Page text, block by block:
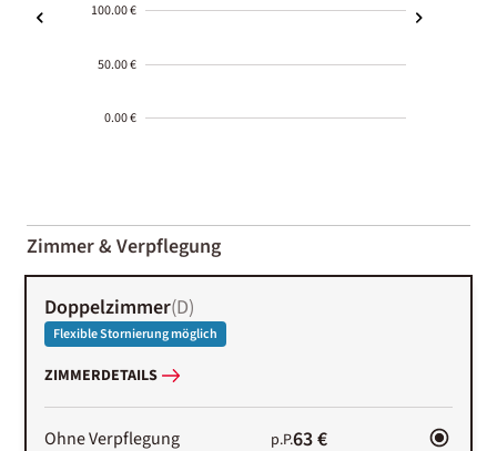
100.00 €
50.00 €
0.00 €
01-02
Zimmer & Verpflegung
Doppelzimmer(D)
Flexible Stornierung möglich
ZIMMERDETAILS
Ohne Verpflegung p.P.63 €